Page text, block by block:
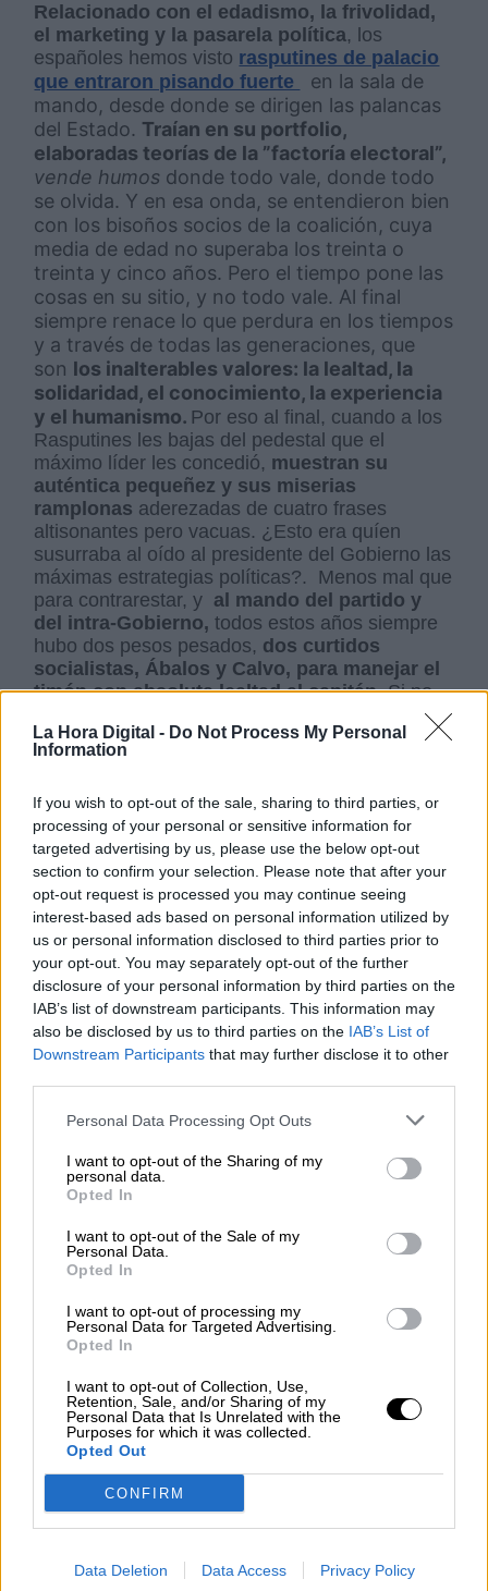
La Hora Digital - Do Not Process My Personal
Information
If you wish to opt-out of the sale, sharing to third parties, or
processing of your personal or sensitive information for
targeted advertising by us, please use the below opt-out
section to confirm your selection. Please note that after your
opt-out request is processed you may continue seeing
interest-based ads based on personal information utilized by
us or personal information disclosed to third parties prior to
your opt-out. You may separately opt-out of the further
disclosure of your personal information by third parties on the
IAB’s list of downstream participants. This information may
also be disclosed by us to third parties on the IAB’s List of
Downstream Participants that may further disclose it to other
Personal Data Processing Opt Outs
I want to opt-out of the Sharing of my
personal data.
Opted In
I want to opt-out of the Sale of my
Personal Data.
Opted In
I want to opt-out of processing my
Personal Data for Targeted Advertising.
Opted In
I want to opt-out of Collection, Use,
Retention, Sale, and/or Sharing of my
Personal Data that Is Unrelated with the
Purposes for which it was collected.
Opted Out
CONFIRM
Data Deletion Data Access Privacy Policy
Relacionado con el edadismo, la frivolidad,
el marketing y la pasarela política, los
españoles hemos visto rasputines de palacio
que entraron pisando fuerte
en la sala de
mando, desde donde se dirigen las palancas
del Estado. Traían en su portfolio,
elaboradas teorías de la ”factoría electoral”,
vende humos donde todo vale, donde todo
se olvida. Y en esa onda, se entendieron bien
con los bisoños socios de la coalición, cuya
media de edad no superaba los treinta o
treinta y cinco años. Pero el tiempo pone las
cosas en su sitio, y no todo vale. Al final
siempre renace lo que perdura en los tiempos
y a través de todas las generaciones, que
son los inalterables valores: la lealtad, la
solidaridad, el conocimiento, la experiencia
y el humanismo. Por eso al final, cuando a los
Rasputines les bajas del pedestal que el
máximo líder les concedió, muestran su
auténtica pequeñez y sus miserias
ramplonas aderezadas de cuatro frases
altisonantes pero vacuas. ¿Esto era quíen
susurraba al oído al presidente del Gobierno las
máximas estrategias políticas?. Menos mal que
para contrarestar, y al mando del partido y
del intra-Gobierno,todos estos años siempre
hubo dos pesos pesados, dos curtidos
socialistas, Ábalos y Calvo, para manejar el
timón con absoluta lealtad al capitán.Si no,
hubieran sido demasiadas zozobras para tanta
modernez y tan poca consistencia.
Menos mal que un grupo político tan sólido,
guarda con orgullo las esencias de unpartido
socialista de casi ciento cincuenta años,que
crece y evoluciona sobre sus bases y
fundamentos, sin dejarse engañar por la
frivolidad de los nuevos marketing políticos que
van marcando las modas del momento. Vivimos
tiempos frívolos a la par que brutos.Si la
derecha se agarra al fake, al bulo, a la mentira
y la ofensa gratuita… la izquierda no puede
corresponderle con elnarcisismo de la
pasarela y el“governo bonito” .Los y las
familiares, muchos han vividola posguerra, la
libertad o la cárcel de sus padres o abuelos,
siempre estarán ahí dispuestos y dispuestas a
el avance, por supuesto, perosin pisar ni uno
solo de sus valores humanistas.
En qué momento perdimos el
rumbo
Por Concha Minguela
domingo, 21 de febrero de 2021